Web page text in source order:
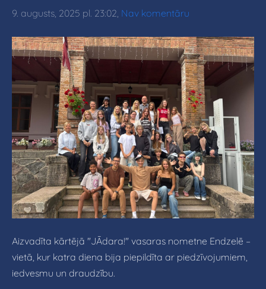
9. augusts, 2025 pl. 23:02, Nav komentāru
Aizvadīta kārtējā "JĀdara!" vasaras nometne Endzelē –
vietā, kur katra diena bija piepildīta ar piedzīvojumiem,
iedvesmu un draudzību.